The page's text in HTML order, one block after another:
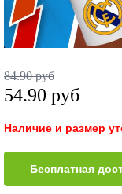
84.90 руб
54.90 руб
Наличие и размер
Бесплатная